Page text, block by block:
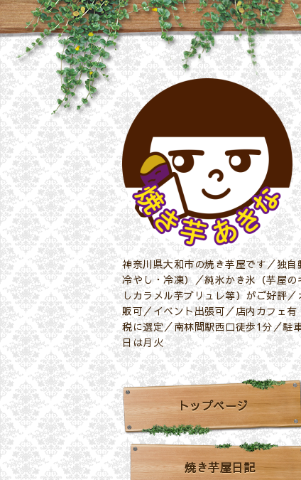
神奈川県大和市の焼き芋屋です／独
冷やし・冷凍）／純氷かき氷（芋屋
しカラメル芋ブリュレ等）がご好評
販可／イベント出張可／店内カフェ
税に選定／南林間駅西口徒歩1分／駐
日は月火
トップページ
焼き芋屋日記